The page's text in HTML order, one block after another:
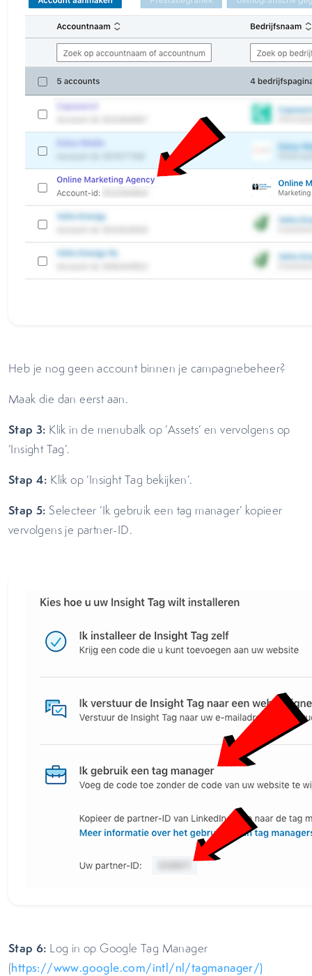
Heb je nog geen account binnen je campagnebeheer?
Maak die dan eerst aan.
Stap 3: Klik in de menubalk op ‘Assets’ en vervolgens op
‘Insight Tag’.
Stap 4: Klik op ‘Insight Tag bekijken’.
Stap 5: Selecteer ‘Ik gebruik een tag manager’ kopieer
vervolgens je partner-ID.
Stap 6: Log in op Google Tag Manager
(https://www.google.com/intl/nl/tagmanager/)